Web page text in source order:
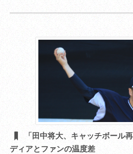
「田中将大、キャッチボール
ディアとファンの温度差